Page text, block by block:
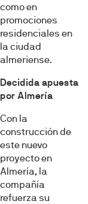
como en
promociones
residenciales en
la ciudad
almeriense.
Decidida apuesta
por Almería
Con la
construcción de
este nuevo
proyecto en
Almería, la
compañía
refuerza su